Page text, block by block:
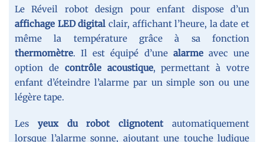
Le Réveil robot design pour enfant dispose d’un
affichage LED digital clair, affichant l’heure, la date et
même la température grâce à sa fonction
thermomètre. Il est équipé d’une alarmeavec une
option de contrôle acoustique, permettant à votre
enfant d’éteindre l’alarme par un simple son ou une
légère tape.
Les yeux du robot clignotentautomatiquement
lorsque l’alarme sonne, ajoutant une touche ludique